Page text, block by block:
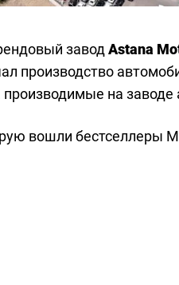
заводAstana
производство
на
вошли бестселлеры